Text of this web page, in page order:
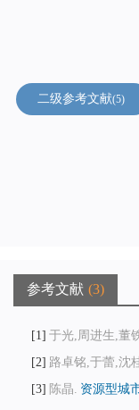
二级参考文献 5
参考文献 3
1 于光,周进生,董
2 路卓铭,于蕾,沈
3
陈晶. 资源型城